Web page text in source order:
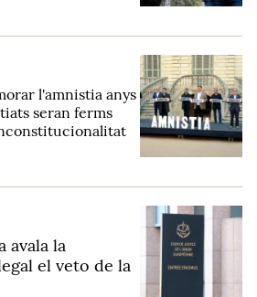
l'amnistia anys
seran ferms
avala la
el veto de la